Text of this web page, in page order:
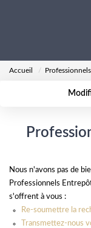
Accueil Professionnels
Type de bien
Créer une
Nous n'avons pas de
Professionnels
s'offrent à vous :
Re-soumettre la
Transmettez-nous